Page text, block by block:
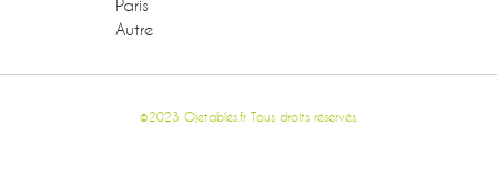
Paris
Autre
©2023 Ojetables.fr Tous droits réservés.